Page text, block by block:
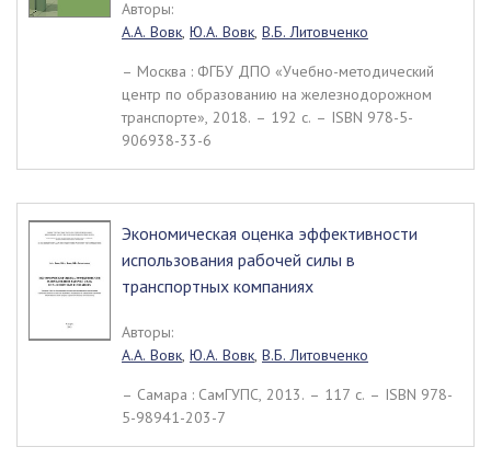
Авторы:
А.А. Вовк, Ю.А. Вовк, В.Б. Литовченко
– Москва : ФГБУ ДПО «Учебно-методический
центр по образованию на железнодорожном
транспорте», 2018. – 192 c. – ISBN 978-5-
906938-33-6
Экономическая оценка эффективности
использования рабочей силы в
транспортных компаниях
Авторы:
А.А. Вовк, Ю.А. Вовк, В.Б. Литовченко
– Самара : СамГУПС, 2013. – 117 c. – ISBN 978-
5-98941-203-7